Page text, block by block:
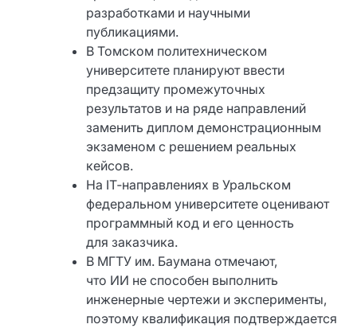
разработками и научными
публикациями.
В Томском политехническом
университете планируют ввести
предзащиту промежуточных
результатов и на ряде направлений
заменить диплом демонстрационным
экзаменом с решением реальных
кейсов.
На IT‑направлениях в Уральском
федеральном университете оценивают
программный код и его ценность
для заказчика.
В МГТУ им. Баумана отмечают,
что ИИ не способен выполнить
инженерные чертежи и эксперименты,
поэтому квалификация подтверждается